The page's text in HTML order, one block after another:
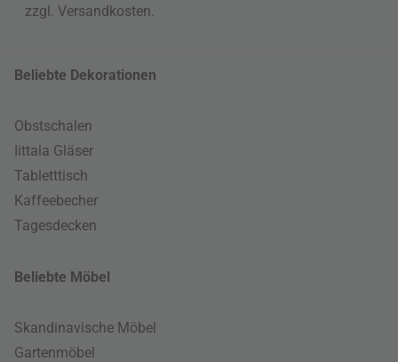
zzgl. Versandkosten
Beliebte Dekorationen
Obstschalen
Iittala Gläser
Tabletttisch
Kaffeebecher
Tagesdecken
Beliebte Möbel
Skandinavische Möbel
Gartenmöbel